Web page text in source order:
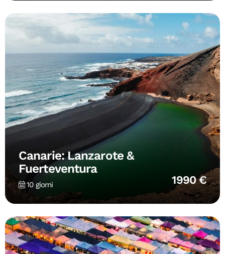
Canarie: Lanzarote &
Fuerteventura
10 giorni 1990 €